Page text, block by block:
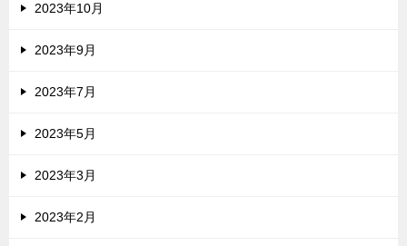
2023年10月
2023年9月
2023年7月
2023年5月
2023年3月
2023年2月